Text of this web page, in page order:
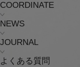
COORDINATE
NEWS
JOURNAL
よくある質問